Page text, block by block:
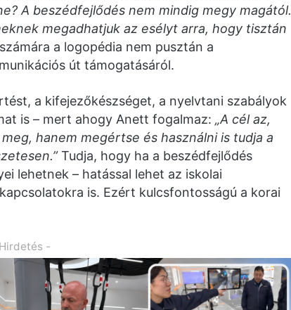
A beszédfejlődés nem mindig megy magától.
megadhatjuk az esélyt arra, hogy tisztán
a logopédia nem pusztán a
út támogatásáról.
a kifejezőkészséget, a nyelvtani szabályok
is – mert ahogy Anett fogalmaz: „A cél az,
hanem megértse és használni is tudja a
Tudja, hogy ha a beszédfejlődés
lehetnek – hatással lehet az iskolai
is. Ezért kulcsfontosságú a korai
-